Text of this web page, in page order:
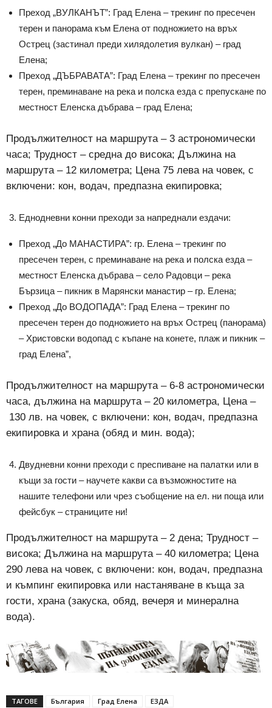
Преход „ВУЛКАНЪТ”: Град Елена – трекинг по пресечен
терен и панорама към Елена от подножието на връх
Острец (застинал преди хилядолетия вулкан) – град
Елена;
Преход „ДЪБРАВАТА”: Град Елена – трекинг по пресечен
терен, преминаване на река и полска езда с препускане по
местност Еленска дъбрава – град Елена;
Продължителност на маршрута – 3 астрономически
часа; Трудност – средна до висока; Дължина на
маршрута – 12 километра; Цена 75 лева на човек, с
включени: кон, водач, предпазна екипировка;
Еднодневни конни преходи за напреднали ездачи:
Преход „До МАНАСТИРА”: гр. Елена – трекинг по
пресечен терен, с преминаване на река и полска езда –
местност Еленска дъбрава – село Радовци – река
Бързица – пикник в Марянски манастир – гр. Елена;
Преход „До ВОДОПАДА”: Град Елена – трекинг по
пресечен терен до подножието на връх Острец (панорама)
– Христовски водопад с къпане на конете, плаж и пикник –
град Елена”,
Продължителност на маршрута – 6-8 астрономически
часа, дължина на маршрута – 20 километра, Цена –
130 лв. на човек, с включени: кон, водач, предпазна
екипировка и храна (обяд и мин. вода);
Двудневни конни преходи с преспиване на палатки или в
къщи за гости – научете какви са възможностите на
нашите телефони или чрез съобщение на ел. ни поща или
фейсбук – страниците ни!
Продължителност на маршрута – 2 дена; Трудност –
висока; Дължина на маршрута – 40 километра; Цена
290 лева на човек, с включени: кон, водач, предпазна
и къмпинг екипировка или настаняване в къща за
гости, храна (закуска, обяд, вечеря и минерална
вода).
ТАГОВЕ България Град Елена ЕЗДА